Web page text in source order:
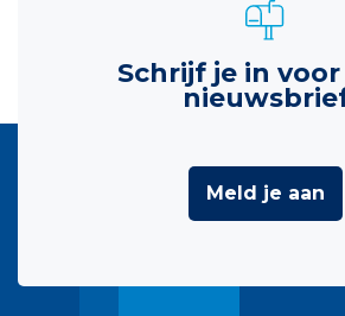
Schrijf je in
Meld je aan